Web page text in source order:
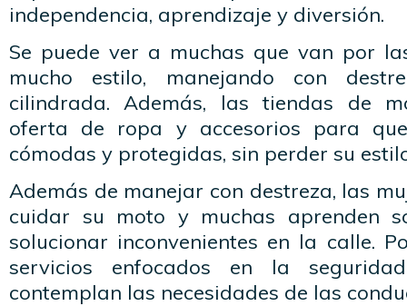
independencia, aprendizaje y diversión.
Se puede ver a muchas que van por
mucho estilo, manejando con
cilindrada. Además, las tiendas de
oferta de ropa y accesorios para
cómodas y protegidas, sin perder su
Además de manejar con destreza, las
cuidar su moto y muchas aprenden
solucionar inconvenientes en la calle.
servicios enfocados en la
contemplan las necesidades de las